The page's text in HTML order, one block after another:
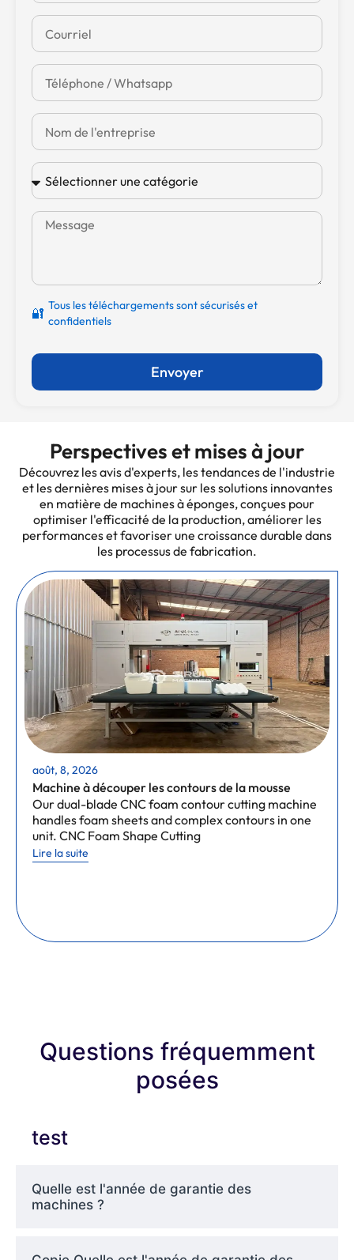
🔐 Tous les téléchargements sont sécurisés et
confidentiels
Envoyer
Perspectives et mises à jour
Découvrez les avis d'experts, les tendances de l'industrie
et les dernières mises à jour sur les solutions innovantes
en matière de machines à éponges, conçues pour
optimiser l'efficacité de la production, améliorer les
performances et favoriser une croissance durable dans
les processus de fabrication.
août, 8, 2026
Machine à découper les contours de la mousse
Our dual-blade CNC foam contour cutting machine
handles foam sheets and complex contours in one
unit. CNC Foam Shape Cutting
Lire la suite
Questions fréquemment
posées
test
Quelle est l'année de garantie des
machines ?